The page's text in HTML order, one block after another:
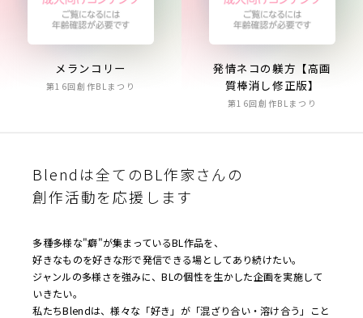
メランコリー
第16回創作BLまつり
発情ネコの躾方【高画
質棒消し修正版】
第16回創作BLまつり
Blendは全てのBL作家さんの
創作活動を応援します
多種多様な"癖"が集まっているBL作品を、
好きなものを好きな形で発信できる場としてあり続けたい。
ジャンルの多様さを強みに、BLの個性を生かした企画を実施して
いきたい。
私たちBlendは、様々な「好き」が「混ざり合い・溶け合う」こと